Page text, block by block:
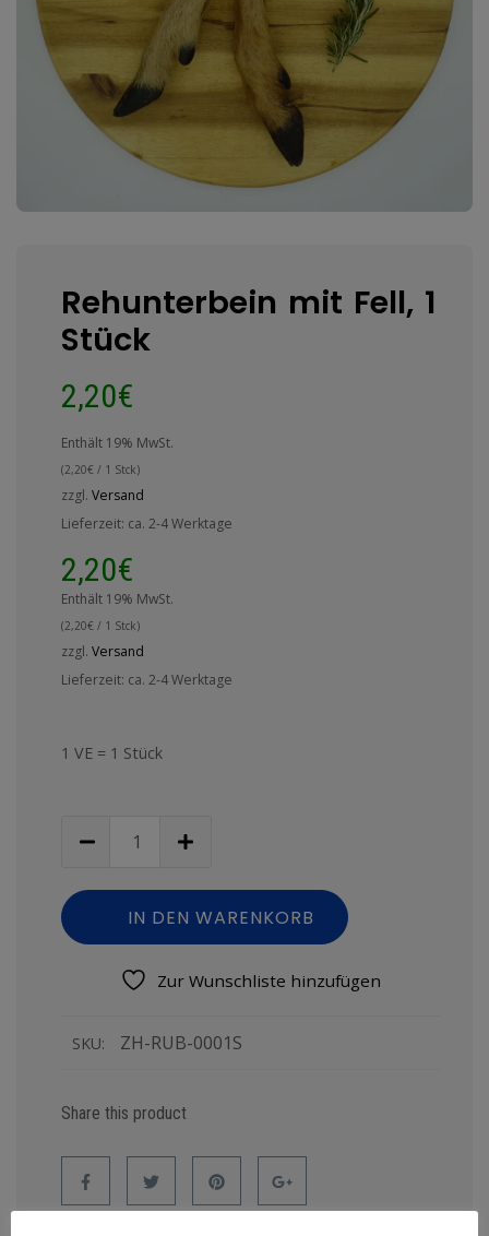
Rehunterbein mit Fell, 1
Stück
2,20€
Enthält 19% MwSt.
(2,20€ / 1 Stck)
zzgl. Versand
Lieferzeit: ca. 2-4 Werktage
2,20€
Enthält 19% MwSt.
(2,20€ / 1 Stck)
zzgl. Versand
Lieferzeit: ca. 2-4 Werktage
1 VE = 1 Stück
IN DEN WARENKORB
Zur Wunschliste hinzufügen
SKU: ZH-RUB-0001S
Share this product